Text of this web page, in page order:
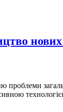
нових
проблеми